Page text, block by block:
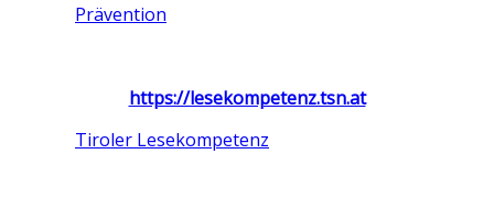
Prävention
https://lesekompetenz.tsn.at
Tiroler Lesekompetenz